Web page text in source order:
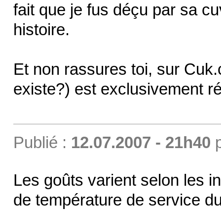
fait que je fus déçu par sa
histoire.
Et non rassures toi, sur
existe?) est exclusivement
Publié : 12.07.2007 - 21h40
Les goûts varient selon les
de température de service